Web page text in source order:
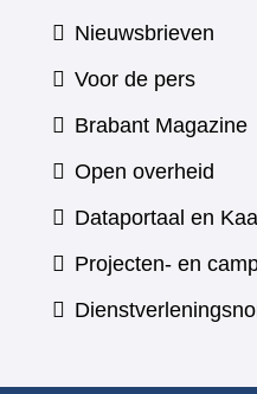
Nieuwsbrieven
Voor de pers
Brabant Magazine
Open overheid
Dataportaal en
Projecten- en